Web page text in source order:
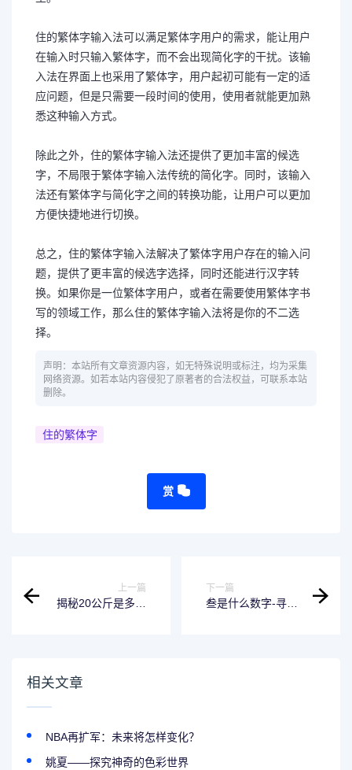
住的繁体字输入法可以满足繁体字用户的需求，能让用户
在输入时只输入繁体字，而不会出现简化字的干扰。该输
入法在界面上也采用了繁体字，用户起初可能有一定的适
应问题，但是只需要一段时间的使用，使用者就能更加熟
悉这种输入方式。
除此之外，住的繁体字输入法还提供了更加丰富的候选
字，不局限于繁体字输入法传统的简化字。同时，该输入
法还有繁体字与简化字之间的转换功能，让用户可以更加
方便快捷地进行切换。
总之，住的繁体字输入法解决了繁体字用户存在的输入问
题，提供了更丰富的候选字选择，同时还能进行汉字转
换。如果你是一位繁体字用户，或者在需要使用繁体字书
写的领域工作，那么住的繁体字输入法将是你的不二选
择。
声明：本站所有文章资源内容，如无特殊说明或标注，均为采集
网络资源。如若本站内容侵犯了原著者的合法权益，可联系本站
删除。
住的繁体字
赏
上一篇
揭秘20公斤是多少
下一篇
叁是什么数字-寻找
相关文章
NBA再扩军：未来将怎样变化？
姚夏——探究神奇的色彩世界